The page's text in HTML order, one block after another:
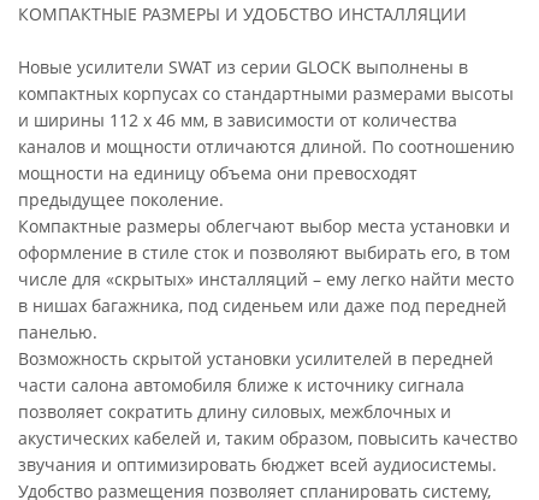
КОМПАКТНЫЕ РАЗМЕРЫ И УДОБСТВО ИНСТАЛЛЯЦИИ
Новые усилители SWAT из серии GLOCK выполнены в
компактных корпусах со стандартными размерами высоты
и ширины 112 х 46 мм, в зависимости от количества
каналов и мощности отличаются длиной. По соотношению
мощности на единицу объема они превосходят
предыдущее поколение.
Компактные размеры облегчают выбор места установки и
оформление в стиле сток и позволяют выбирать его, в том
числе для «скрытых» инсталляций – ему легко найти место
в нишах багажника, под сиденьем или даже под передней
панелью.
Возможность скрытой установки усилителей в передней
части салона автомобиля ближе к источнику сигнала
позволяет сократить длину силовых, межблочных и
акустических кабелей и, таким образом, повысить качество
звучания и оптимизировать бюджет всей аудиосистемы.
Удобство размещения позволяет спланировать систему,